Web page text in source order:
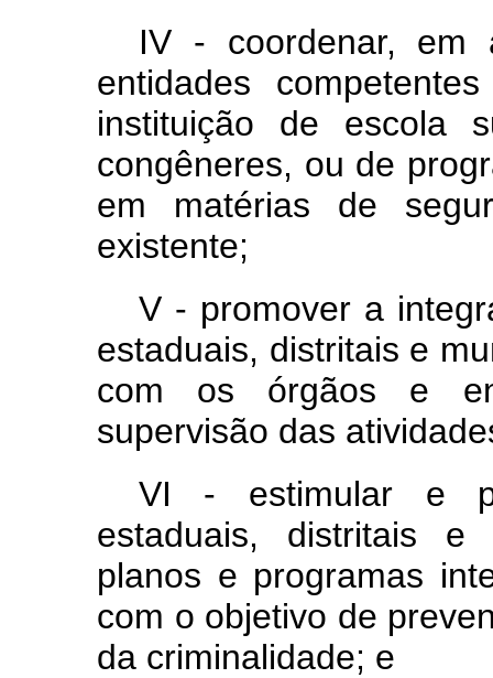
IV - coordenar, em
entidades
instituição de escola
congêneres, ou de
em matérias de
existente;
V - promover a
estaduais, distritais e
com os órgãos e
supervisão das
VI - estimular e
estaduais, distritais e
planos e programas
com o objetivo de
da criminalidade; e